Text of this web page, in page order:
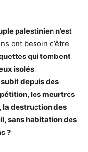
palestinien n’est
ont besoin d’être
qui tombent
isolés.
depuis des
les meurtres
la destruction des
sans habitation des
?